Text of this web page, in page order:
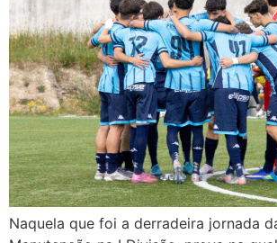
Naquela que foi a derradeira jornada